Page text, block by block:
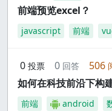
前端预览excel？
javascript 前端
0 投票 0 回答 506
如何在科技前沿下构
前端 android